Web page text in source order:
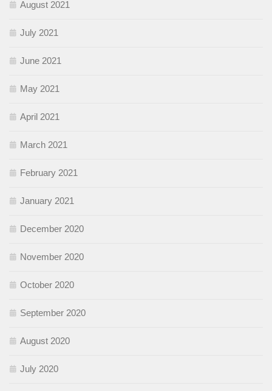
August 2021
July 2021
June 2021
May 2021
April 2021
March 2021
February 2021
January 2021
December 2020
November 2020
October 2020
September 2020
August 2020
July 2020